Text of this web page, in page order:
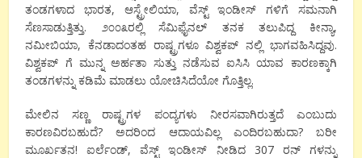
ತಂಡಗಳಾದ ಭಾರತ, ಆಸ್ಟ್ರೇಲಿಯಾ, ವೆಸ್ಟ್ ಇಂಡೀಸ್ ಗಳಿಗೆ ಸಮನಾಗಿ
ಸೆಣಸಾಡುತ್ತಿತ್ತು. ೨೦೦೩ರಲ್ಲಿ ಸೆಮಿಫೈನಲ್ ತನಕ ತಲುಪಿದ್ದ ಕೀನ್ಯಾ,
ನಮೀಬಿಯಾ, ಕೆನಡಾದಂತಹ ರಾಷ್ಟ್ರಗಳೂ ವಿಶ್ವಕಪ್ ನಲ್ಲಿ ಭಾಗವಹಿಸಿದ್ದವು.
ವಿಶ್ವಕಪ್ ಗೆ ಮುನ್ನ ಅರ್ಹತಾ ಸುತ್ತು ನಡೆಸುವ ಐಸಿಸಿ ಯಾವ ಕಾರಣಕ್ಕಾಗಿ
ತಂಡಗಳನ್ನು ಕಡಿಮೆ ಮಾಡಲು ಯೋಚಿಸಿದೆಯೋ ಗೊತ್ತಿಲ್ಲ.
ಮೇಲಿನ ಸಣ್ಣ ರಾಷ್ಟ್ರಗಳ ಪಂದ್ಯಗಳು ನೀರಸವಾಗಿರುತ್ತದೆ ಎಂಬುದು
ಕಾರಣವಿರಬಹುದೆ? ಅದರಿಂದ ಆದಾಯವಿಲ್ಲ ಎಂದಿರಬಹುದಾ? ಬರೀ
ಮೂರ್ಖತನ! ಐರ್ಲೆಂಡ್, ವೆಸ್ಟ್ ಇಂಡೀಸ್ ನೀಡಿದ 307 ರನ್ ಗಳನ್ನು